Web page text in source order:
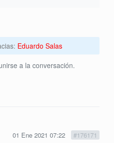
Eduardo Salas
a la conversación.
01 Ene 2021 07:22 #176171